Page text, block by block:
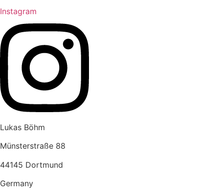
auf
der
Produktseite
gewählt
Instagram
Lukas Böhm
Münsterstraße 88
44145 Dortmund
Germany